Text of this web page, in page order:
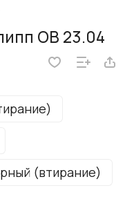
ОВ 23.04
(втирание)